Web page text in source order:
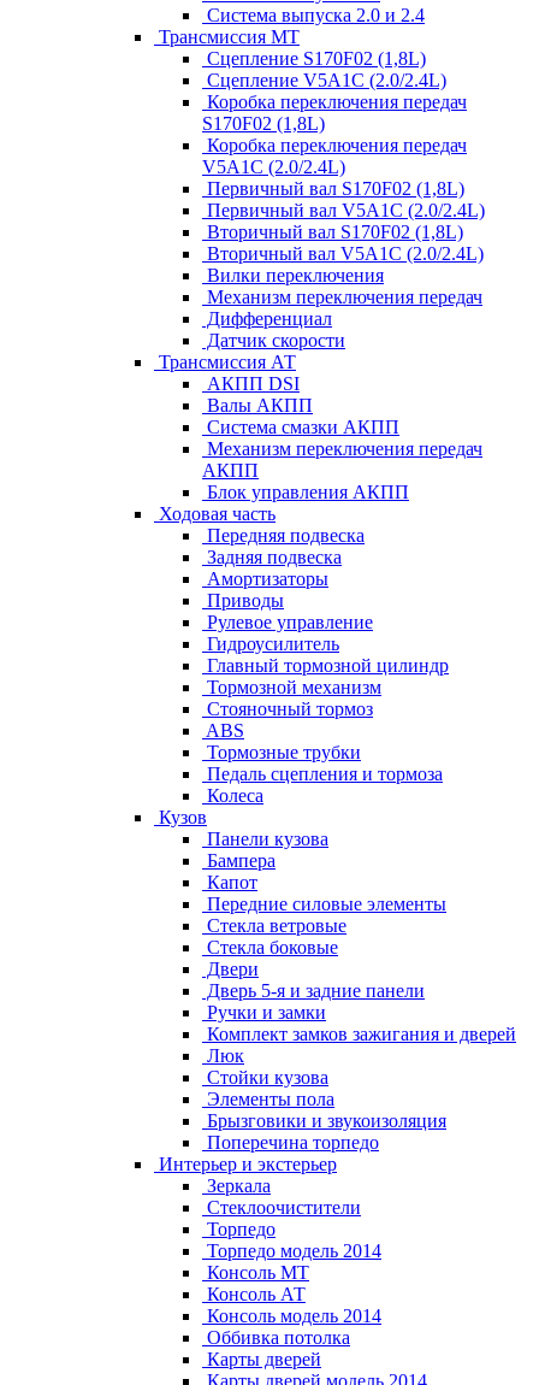
Система выпуска 2.0 и 2.4
Трансмиссия МТ
Сцепление S170F02 (1,8L)
Сцепление V5A1C (2.0/2.4L)
Коробка переключения передач
S170F02 (1,8L)
Коробка переключения передач
V5A1C (2.0/2.4L)
Первичный вал S170F02 (1,8L)
Первичный вал V5A1C (2.0/2.4L)
Вторичный вал S170F02 (1,8L)
Вторичный вал V5A1C (2.0/2.4L)
Вилки переключения
Механизм переключения передач
Дифференциал
Датчик скорости
Трансмиссия АТ
АКПП DSI
Валы АКПП
Система смазки АКПП
Механизм переключения передач
АКПП
Блок управления АКПП
Ходовая часть
Передняя подвеска
Задняя подвеска
Амортизаторы
Приводы
Рулевое управление
Гидроусилитель
Главный тормозной цилиндр
Тормозной механизм
Стояночный тормоз
ABS
Тормозные трубки
Педаль сцепления и тормоза
Колеса
Кузов
Панели кузова
Бампера
Капот
Передние силовые элементы
Стекла ветровые
Стекла боковые
Двери
Дверь 5-я и задние панели
Ручки и замки
Комплект замков зажигания и дверей
Люк
Стойки кузова
Элементы пола
Брызговики и звукоизоляция
Поперечина торпедо
Интерьер и экстерьер
Зеркала
Стеклоочистители
Торпедо
Торпедо модель 2014
Консоль МТ
Консоль АТ
Консоль модель 2014
Оббивка потолка
Карты дверей
Карты дверей модель 2014